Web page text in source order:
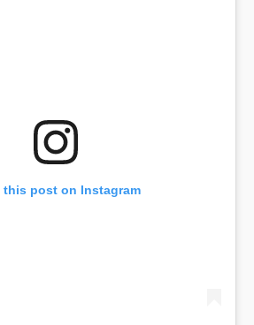
this post on Instagram